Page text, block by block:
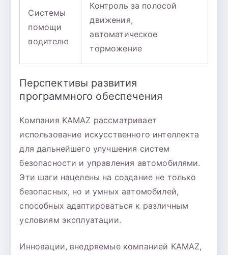
Системы
помощи
водителю
Контроль за полосой
движения,
автоматическое
торможение
Перспективы развития
программного обеспечения
Компания KAMAZ рассматривает
использование искусственного интеллекта
для дальнейшего улучшения систем
безопасности и управления автомобилями.
Эти шаги нацелены на создание не только
безопасных, но и умных автомобилей,
способных адаптироваться к различным
условиям эксплуатации.
Инновации, внедряемые компанией KAMAZ,